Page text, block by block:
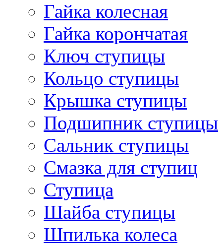
Гайка колесная
Гайка корончатая
Ключ ступицы
Кольцо ступицы
Крышка ступицы
Подшипник ступицы
Сальник ступицы
Смазка для ступиц
Ступица
Шайба ступицы
Шпилька колеса